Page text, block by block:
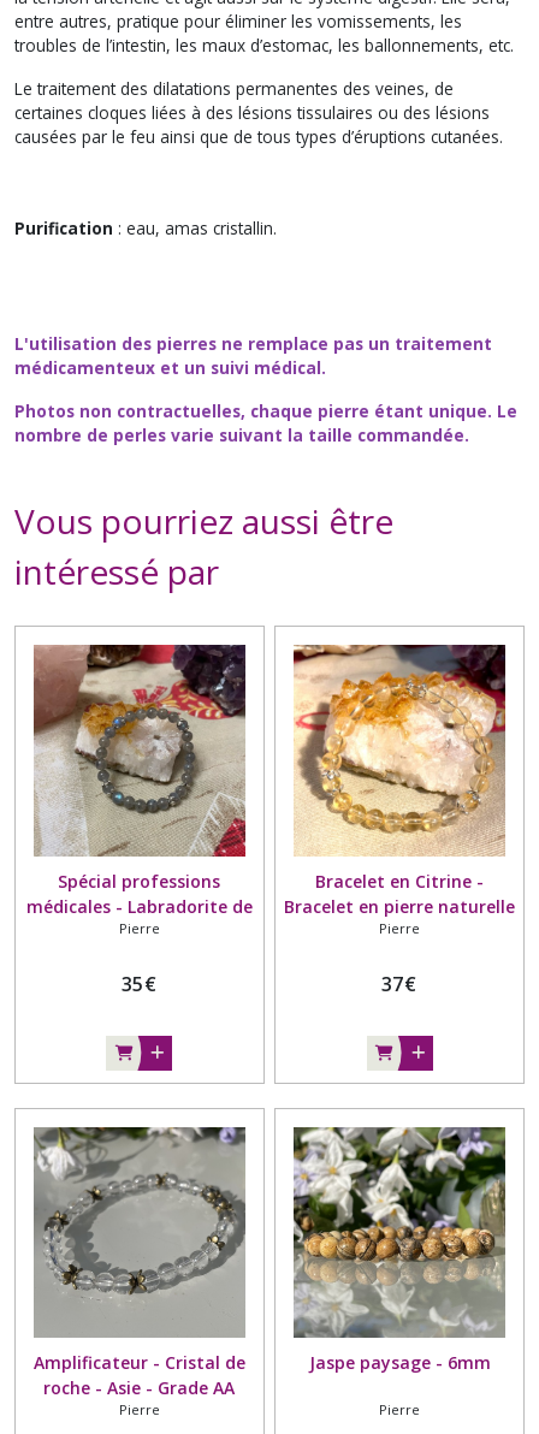
entre autres, pratique pour éliminer les vomissements, les
troubles de l’intestin, les maux d’estomac, les ballonnements, etc.
Le traitement des dilatations permanentes des veines, de
certaines cloques liées à des lésions tissulaires ou des lésions
causées par le feu ainsi que de tous types d’éruptions cutanées.
Purification : eau, amas cristallin.
L'utilisation des pierres ne remplace pas un traitement
médicamenteux et un suivi médical.
Photos non contractuelles, chaque pierre étant unique. Le
nombre de perles varie suivant la taille commandée.
Vous pourriez aussi être
intéressé par
Spécial professions
médicales - Labradorite de
Madagascar - Entoure perle
Pierre
35€
Bracelet en Citrine -
Bracelet en pierre naturelle
- Grade A - Entoure perle
Pierre
37€
Amplificateur - Cristal de
roche - Asie - Grade AA
Pierre
Jaspe paysage - 6mm
Pierre